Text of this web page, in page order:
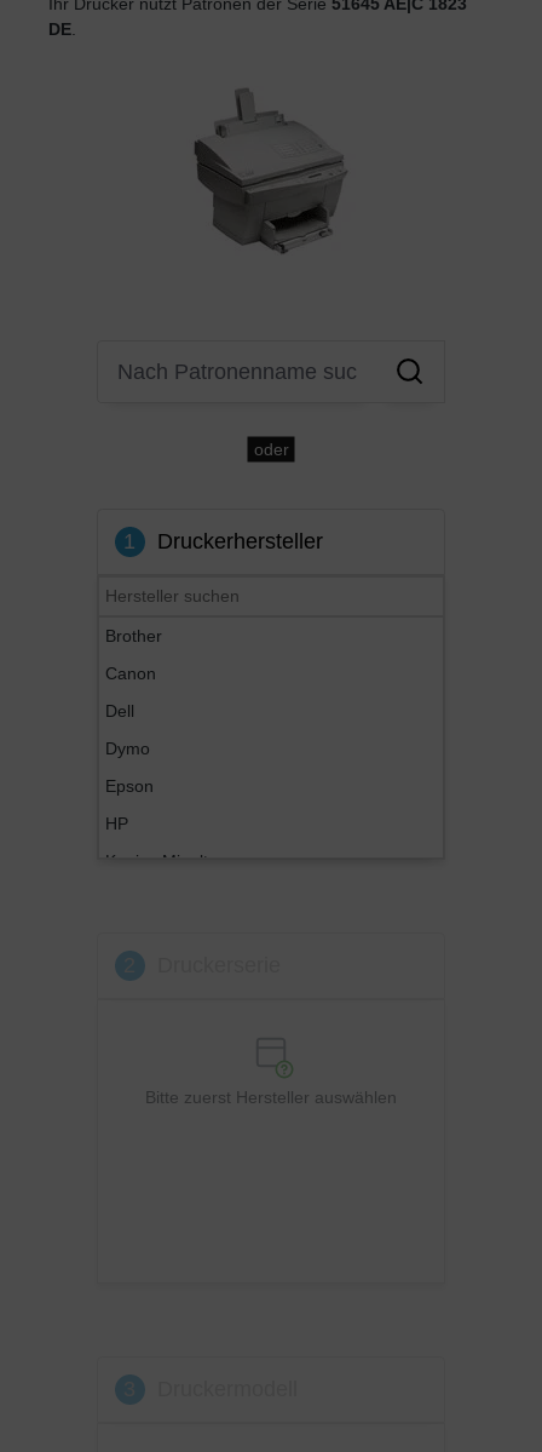
DE
oder
1 Druckerhersteller
Brother
Canon
Dell
Dymo
Epson
HP
Konica Minolta
OKI
Bitte zuerst Hersteller auswählen